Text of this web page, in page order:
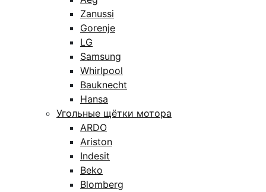
Zanussi
Gorenje
LG
Samsung
Whirlpool
Bauknecht
Hansa
Угольные щётки мотора
ARDO
Ariston
Indesit
Beko
Blomberg